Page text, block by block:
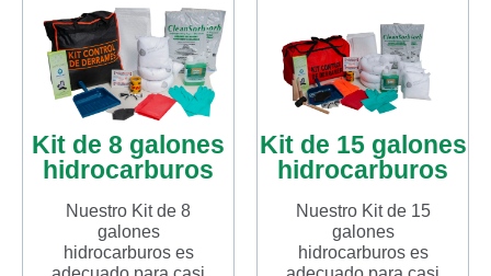
Kit de 8 galones
hidrocarburos
Nuestro Kit de 8
galones
hidrocarburos es
Kit de 15 galones
hidrocarburos
Nuestro Kit de 15
galones
hidrocarburos es